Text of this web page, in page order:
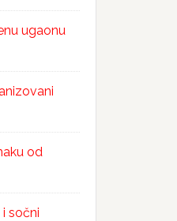
ugaonu
od
sočni